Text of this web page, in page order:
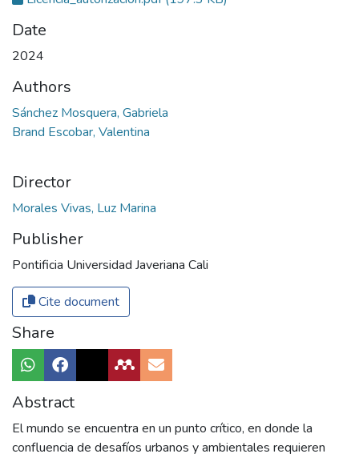
Date
2024
Authors
Sánchez Mosquera, Gabriela
Brand Escobar, Valentina
Director
Morales Vivas, Luz Marina
Publisher
Pontificia Universidad Javeriana Cali
Cite document
Share
Abstract
El mundo se encuentra en un punto crítico, en donde la
confluencia de desafíos urbanos y ambientales requieren